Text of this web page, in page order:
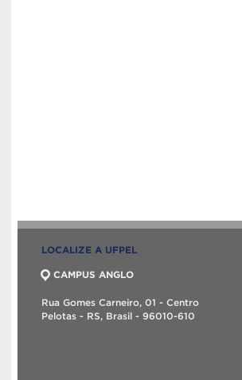
LOCALIZE A UFPEL
CAMPUS ANGLO
Rua Gomes Carneiro, 01 - Centro
Pelotas - RS, Brasil - 96010-610